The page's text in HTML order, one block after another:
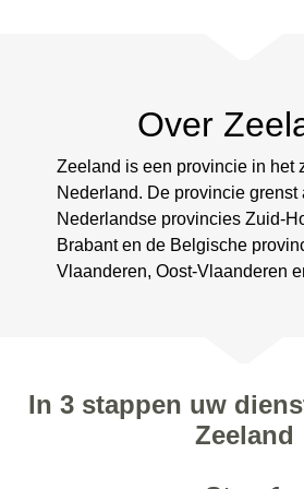
Over
Zeeland is een provincie in het
Nederland. De provincie grenst
Nederlandse provincies Zuid-
Brabant en de Belgische
Vlaanderen, Oost-Vlaanderen
In 3 stappen uw
Zeeland